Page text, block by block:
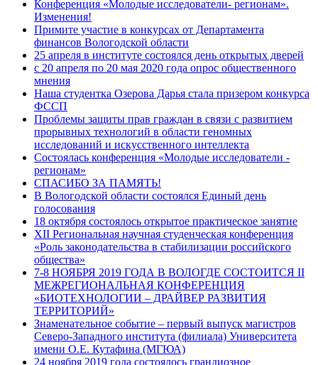
Конференция «Молодые исследователи- регионам».
Изменения!
Примите участие в конкурсах от Департамента
финансов Вологодской области
25 апреля в институте состоялся день открытых дверей
с 20 апреля по 20 мая 2020 года опрос общественного
мнения
Наша студентка Озерова Дарья стала призером конкурса
ФССП
Проблемы защиты прав граждан в связи с развитием
прорывных технологий в области геномных
исследований и искусственного интеллекта
Состоялась конференция «Молодые исследователи -
регионам»
СПАСИБО ЗА ПАМЯТЬ!
В Вологодской области состоялся Единый день
голосования
18 октября состоялось открытое практическое занятие
XII Региональная научная студенческая конференция
«Роль законодательства в стабилизации российского
общества»
7-8 НОЯБРЯ 2019 ГОДА В ВОЛОГДЕ СОСТОИТСЯ II
МЕЖРЕГИОНАЛЬНАЯ КОНФЕРЕНЦИЯ
«БИОТЕХНОЛОГИИ – ДРАЙВЕР РАЗВИТИЯ
ТЕРРИТОРИЙ»
Знаменательное событие – первый выпуск магистров
Северо-Западного института (филиала) Университета
имени О.Е. Кутафина (МГЮА)
24 ноября 2019 года состоялось грандиозное